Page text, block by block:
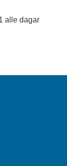
alle dagar